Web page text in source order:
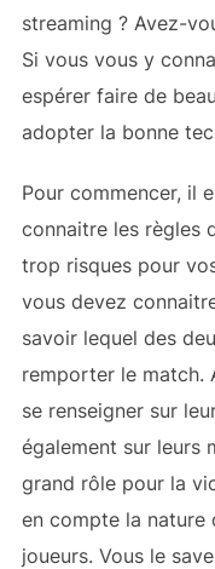
streaming ? Avez-
Si vous vous y
espérer faire de
adopter la bonne
Pour commencer, il
connaitre les règles
trop risques pour
vous devez
savoir lequel des
remporter le match.
se renseigner sur
également sur leurs
grand rôle pour la
en compte la
joueurs. Vous le